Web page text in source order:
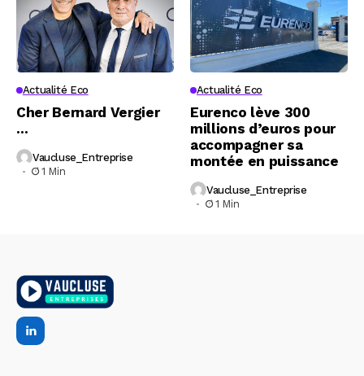
Actualité Eco
Cher Bernard Vergier
…
Vaucluse_Entreprise
1 Min
Actualité Eco
Eurenco lève 300
millions d’euros pour
accompagner sa
montée en puissance
Vaucluse_Entreprise
1 Min